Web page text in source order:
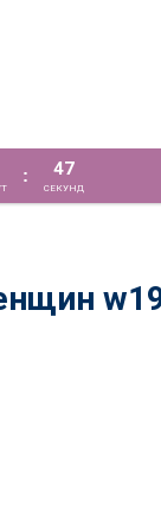
: 46
СЕКУНД